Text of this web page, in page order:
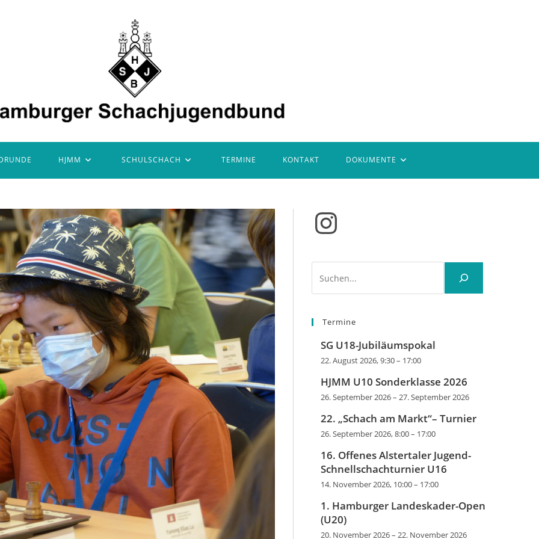
HJMM SCHULSCHACH TERMINE KONTAKT DOKUMENTE
Instagram
Termine
SG U18-Jubiläumspokal
22. August 2026, 9:30– 17:00
HJMM U10 Sonderklasse 2026
26. September 2026– 27. September 2026
22. „Schach am Markt“– Turnier
26. September 2026, 8:00– 17:00
16. Offenes Alstertaler Jugend-
Schnellschachturnier U16
14. November 2026, 10:00– 17:00
1. Hamburger Landeskader-Open
(U20)
20. November 2026– 22. November 2026